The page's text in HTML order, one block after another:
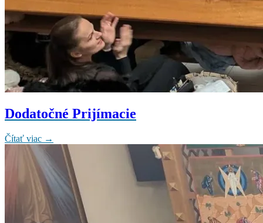
Dodatočné Prijímacie
Čítať viac →